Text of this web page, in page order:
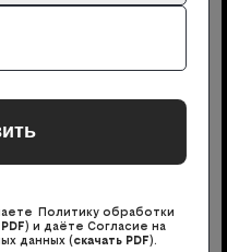
области
связь
и учебы.
что позволяет
связью.
Политику обработки
) и даёте Согласие на
данных (скачать PDF).